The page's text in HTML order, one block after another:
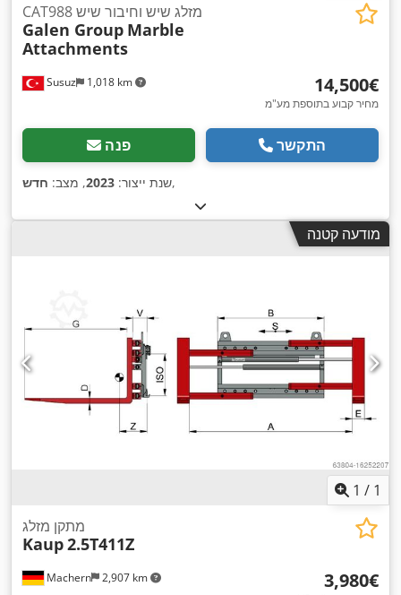
Susuz 1,018 km
CAT988 מזלג שיש וחיבור שיש
Galen Group Marble
Attachments
‏14,500 ‏€
מחיר קבוע בתוספת מע"מ
פנה התקשר
שנת ייצור: 2023, מצב: חדש ,
מודעה קטנה
1 / 1
Machern 2,907 km
מתקן מזלג
Kaup2.5T411Z
‏3,980 ‏€